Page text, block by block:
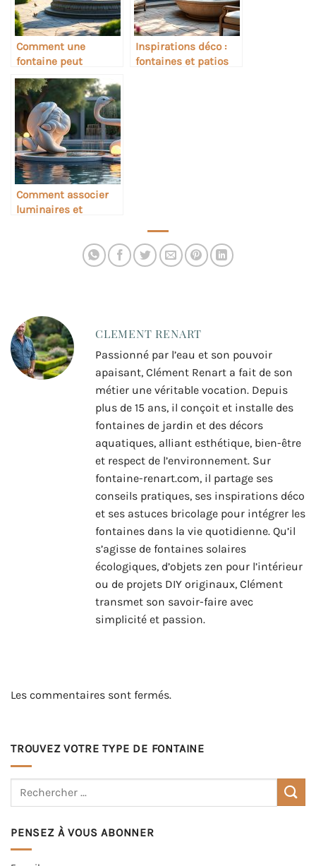
Comment une
fontaine peut
devenir un point
focal déco
Inspirations déco :
fontaines et patios
Comment associer
luminaires et
CLEMENT RENART
Passionné par l’eau et son pouvoir
apaisant, Clément Renart a fait de son
métier une véritable vocation. Depuis
plus de 15 ans, il conçoit et installe des
fontaines de jardin et des décors
aquatiques, alliant esthétique, bien-être
et respect de l’environnement. Sur
fontaine-renart.com, il partage ses
conseils pratiques, ses inspirations déco
et ses astuces bricolage pour intégrer les
fontaines dans la vie quotidienne. Qu’il
s’agisse de fontaines solaires
écologiques, d’objets zen pour l’intérieur
ou de projets DIY originaux, Clément
transmet son savoir-faire avec
simplicité et passion.
Les commentaires sont fermés.
TROUVEZ VOTRE TYPE DE FONTAINE
PENSEZ À VOUS ABONNER